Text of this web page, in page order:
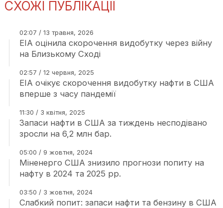
СХОЖІ ПУБЛІКАЦІЇ
02:07 / 13 травня, 2026
EIA оцінила скорочення видобутку через війну
на Близькому Сході
02:57 / 12 червня, 2025
EIA очікує скорочення видобутку нафти в США
вперше з часу пандемії
11:30 / 3 квітня, 2025
Запаси нафти в США за тиждень несподівано
зросли на 6,2 млн бар.
05:00 / 9 жовтня, 2024
Міненерго США знизило прогнози попиту на
нафту в 2024 та 2025 рр.
03:50 / 3 жовтня, 2024
Слабкий попит: запаси нафти та бензину в США